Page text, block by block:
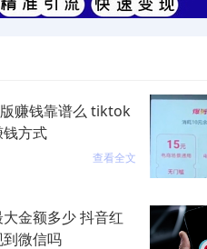
赚钱靠谱么 tiktok
方式
查看全文
金额多少 抖音红
微信吗